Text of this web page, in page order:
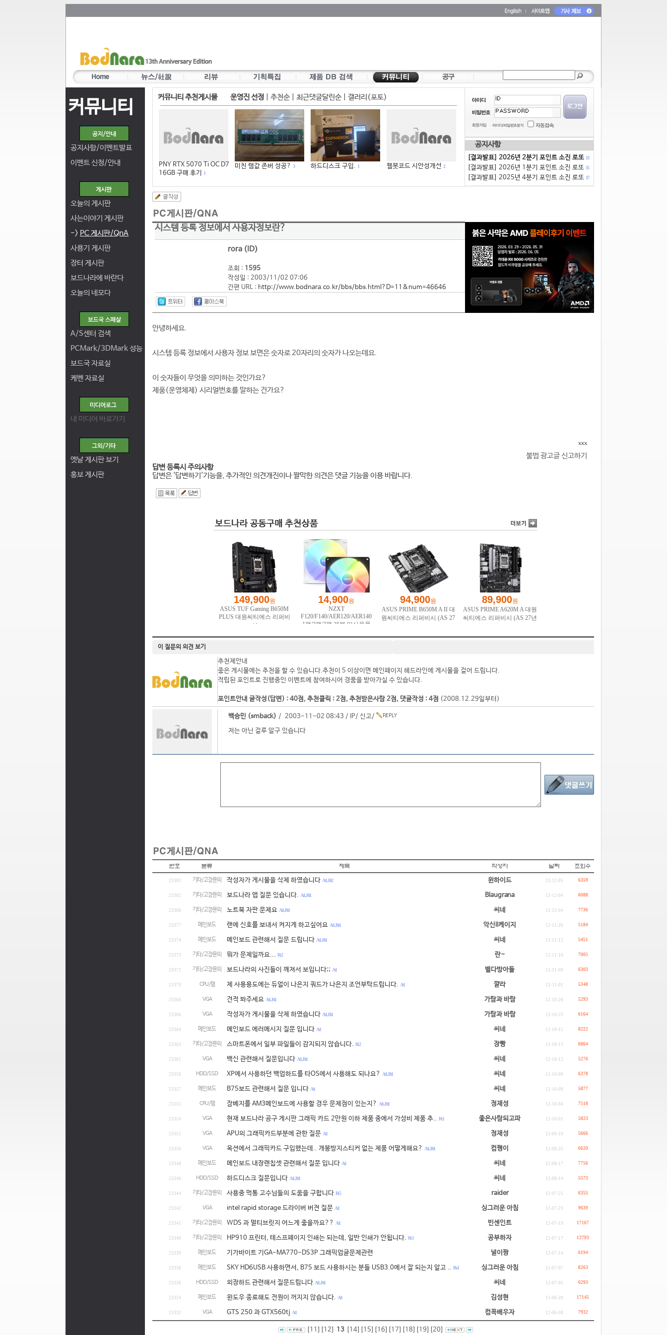
커뮤니티
공지사항/이벤트발표
이벤트 신청/안내
오늘의 게시판
사는이야기 게시판
-> PC 게시판/QnA
사용기 게시판
장터 게시판
보드나라에 바란다
오늘의 네모다
A/S센터 검색
PCMark/3DMark 성능
보드국 자료실
케벤 자료실
내 미디어 바로가기
옛날 게시판 보기
홍보 게시판
커뮤니티 추천게시물 운영진 선정 추천순| 최근댓글달린순| 갤러리(포토)
PNY RTX 5070 Ti OC D7
16GB 구매 후기
1
미친 램값 존버 성공? 3 하드디스크 구입. 1 웹봇코드 시안성개선 2
공지사항
[결과발표] 2026년 2분기 포인트 소진 로또 13
[결과발표] 2026년 1분기 포인트 소진 로또 15
[결과발표] 2025년 4분기 포인트 소진 로또 17
시스템 등록 정보에서 사용자정보란?
rora (ID)
조회 : 1595
작성일 : 2003/11/02 07:06
간편 URL : http://www.bodnara.co.kr/bbs/bbs.html?D=11&num=46646
안녕하세요.
시스템 등록 정보에서 사용자 정보 보면은 숫자로 20자리의 숫자가 나오는데요.
이 숫자들이 무엇을 의미하는 것인가요?
제품(운영체제) 시리얼번호를 말하는 건가요?
xxx
불법 광고글 신고하기
답변 등록시 주의사항
답변은 '답변하기'기능을, 추가적인 의견개진이나 짤막한 의견은 댓글 기능을 이용 바랍니다.
이 질문의 의견 보기
추천제안내
좋은 게시물에는 추천을 할 수 있습니다.추천이 5 이상이면 메인페이지 헤드라인에 게시물을 걸어 드립니다.
적립된 포인트로 진행중인 이벤트에 참여하시어 경품을 받아가실 수 있습니다.
포인트안내 글작성(답변) : 40점, 추천클릭 : 2점, 추천받은사람 2점, 댓글작성 : 4점 (2008.12.29일부터)
백승민 (smback) / 2003-11-02 08:43 / IP/ 신고/
저는 아닌 걸루 알구 있습니다
23383 기타/고장문의 작성자가 게시물을 삭제 하였습니다 A:1 , R:2 윈하이드 12-12-05 6359
23382 기타/고장문의 보드나라 앱 질문 있습니다. A:1 , R:1 Blaugrana 12-12-04 6088
23380 기타/고장문의 노트북 자판 문제요 A:1 , R:1 씨네 12-12-04 7736
23377 메인보드 랜에 신호를 보내서 켜지게 하고싶어요 A:1 , R:4 악신ll케이지 12-11-26 5184
23374 메인보드 메인보드 관련해서 질문 드립니다 A:1 , R:1 씨네 12-11-12 5451
23373 기타/고장문의 뭐가 문제일까요... R: 2 란~ 12-11-10 7005
23372 기타/고장문의 보드나라의 사진들이 깨져서 보입니다;; A:1 별다방아들 12-11-09 6303
23370 CPU/램 제 사용용도에는 듀얼이 나은지 쿼드가 나은지 조언부탁드립니다. A:1 꺌라 12-11-01 5348
23368 VGA 견적 봐주세요 A:1 , R:1 가람과 바람 12-10-28 5293
23366 VGA 작성자가 게시물을 삭제 하였습니다 A:1 , R:1 가람과 바람 12-10-23 6164
23364 메인보드 메인보드 에러메시지 질문 입니다 A:1 씨네 12-10-15 8222
23363 기타/고장문의 스마트폰에서 일부 파일들이 감지되지 않습니다. R: 2 장빵 12-10-13 6864
23361 VGA 백신 관련해서 질문입니다 A:1 , R:1 씨네 12-10-12 5276
23358 HDD/SSD XP에서 사용하던 백업하드를 타OS에서 사용해도 되나요? A:1 , R:1 씨네 12-10-09 6378
23357 메인보드 B75보드 관련해서 질문 입니다 A:1 씨네 12-10-09 5877
23355 CPU/램 잠베지를 AM3메인보드에 사용할 경우 문제점이 있는지? A:1 , R:1 정재성 12-10-04 7518
23354 VGA 현재 보드나라 공구 게시판 그래픽 카드 2만원 이하 제품 중에서 가성비 제품 추.. R: 1 좋은사람되고파 12-10-01 5823
23352 VGA APU의 그래픽카드부분에 관한 질문 A:1 정재성 12-09-10 5666
23350 VGA 옥션에서 그래픽카드 구입했는데.. 개봉방지스티커 없는 제품 어떻게해요? A:1 , R:1 컴쨍이 12-08-25 6620
23348 메인보드 메인보드 내장랜칩셋 관련해서 질문 입니다 A:1 씨네 12-08-17 7756
23346 HDD/SSD 하드디스크 질문입니다 A:1 , R:1 씨네 12-08-14 5573
23344 기타/고장문의 사용중 먹통 고수님들의 도움을 구합니다 R: 5 raider 12-07-25 6355
23342 VGA intel rapid storage 드라이버 버젼 질문 A:1 싱그러운 아침 12-07-23 9639
23341 기타/고장문의 WDS 과 멀티브릿지 어느게 좋을까요?? A:1 빈센인트 12-07-19 17167
23340 기타/고장문의 HP910 프린터, 테스프페이지 인쇄는 되는데, 일반 인쇄가 안됩니다. R: 3 공부하자 12-07-17 12793
23339 메인보드 기가바이트 기GA-MA770-DS3P 그래픽업글문제관련 널이짱 12-07-14 6194
23338 메인보드 SKY HD6USB 사용하면서, B75 보드 사용하시는 분들 USB3.0에서 잘 되는지 알고 .. R: 4 싱그러운 아침 12-07-07 8263
23336 HDD/SSD 외장하드 관련해서 질문드립니다 A:1 , R:1 씨네 12-07-05 6293
23334 메인보드 윈도우 종료해도 전원이 꺼지지 않습니다. A:1 김성현 12-06-28 17145
23332 VGA GTS 250 과 GTX560tj A:1 컴꼭배우자 12-06-08 7932
[11] [12] 13 [14] [15] [16] [17] [18] [19] [20]